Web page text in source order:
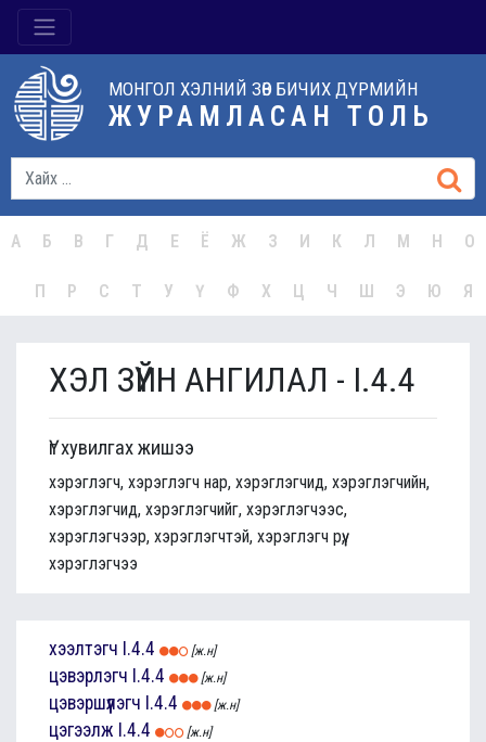
МОНГОЛ ХЭЛНИЙ ЗӨВ БИЧИХ ДҮРМИЙН
ЖУРАМЛАСАН ТОЛЬ
А Б В Г Д Е Ё Ж З И К Л М Н О
П Р С Т У Ү Ф Х Ц Ч Ш Э Ю Я
ХЭЛ ЗҮЙН АНГИЛАЛ - I.4.4
Үг хувилгах жишээ
хэрэглэгч, хэрэглэгч нар, хэрэглэгчид, хэрэглэгчийн,
хэрэглэгчид, хэрэглэгчийг, хэрэглэгчээс,
хэрэглэгчээр, хэрэглэгчтэй, хэрэглэгч рүү,
хэрэглэгчээ
хээлтэгч I.4.4 [ж.н]
цэвэрлэгч I.4.4 [ж.н]
цэвэршүүлэгч I.4.4 [ж.н]
цэгээлж I.4.4 [ж.н]